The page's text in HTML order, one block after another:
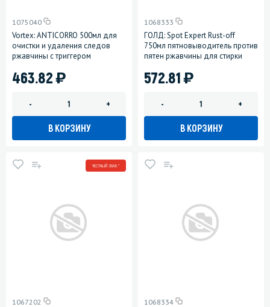
1075040
Vortex: ANTICORRO 500мл для
очистки и удаления следов
ржавчины с триггером
463.82)
- +
В КОРЗИНУ
1068333
ГОЛД: Spot Expert Rust-off
750мл пятновыводитель против
пятен ржавчины для стирки
572.81)
- +
В КОРЗИНУ
ЧЕСТНЫЙ ЗНАК *
1067202 1068334